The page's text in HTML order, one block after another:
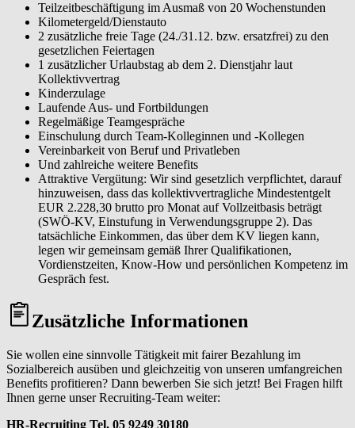
Teilzeitbeschäftigung im Ausmaß von 20 Wochenstunden
Kilometergeld/Dienstauto
2 zusätzliche freie Tage (24./31.12. bzw. ersatzfrei) zu den
gesetzlichen Feiertagen
1 zusätzlicher Urlaubstag ab dem 2. Dienstjahr laut
Kollektivvertrag
Kinderzulage
Laufende Aus- und Fortbildungen
Regelmäßige Teamgespräche
Einschulung durch Team-Kolleginnen und -Kollegen
Vereinbarkeit von Beruf und Privatleben
Und zahlreiche weitere Benefits
Attraktive Vergütung: Wir sind gesetzlich verpflichtet, darauf
hinzuweisen, dass das kollektivvertragliche Mindestentgelt
EUR 2.228,30 brutto pro Monat auf Vollzeitbasis beträgt
(SWÖ-KV, Einstufung in Verwendungsgruppe 2). Das
tatsächliche Einkommen, das über dem KV liegen kann,
legen wir gemeinsam gemäß Ihrer Qualifikationen,
Vordienstzeiten, Know-How und persönlichen Kompetenz im
Gespräch fest.
Zusätzliche Informationen
Sie wollen eine sinnvolle Tätigkeit mit fairer Bezahlung im
Sozialbereich ausüben und gleichzeitig von unseren umfangreichen
Benefits profitieren? Dann bewerben Sie sich jetzt! Bei Fragen hilft
Ihnen gerne unser Recruiting-Team weiter:
HR-Recruiting Tel. 05 9249 30180